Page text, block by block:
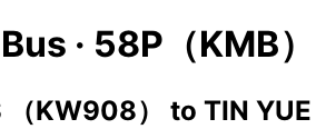
· 58P（KMB）
KW908） to TIN